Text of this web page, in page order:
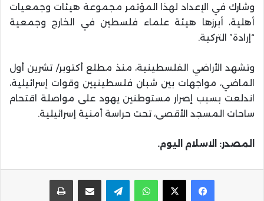
وشارك في الإعداد لهذا المؤتمر مجموعة هيئات وجمعيات
أهلية، أبرزها هيئة علماء فلسطين في الخارج وجمعية
“إرادة” التركية.
وتشهد الأراضي الفلسطينية، منذ مطلع أكتوبر/ تشرين أول
الماضي، مواجهات بين شبان فلسطينيين وقوات إسرائيلية،
اندلعت بسبب إصرار مستوطنين يهود على مواصلة اقتحام
ساحات المسجد الأقصى، تحت حراسة أمنية إسرائيلية.
المصدر: الاسلام اليوم.
واتساب تيلقرام مشاركة عبر البريد